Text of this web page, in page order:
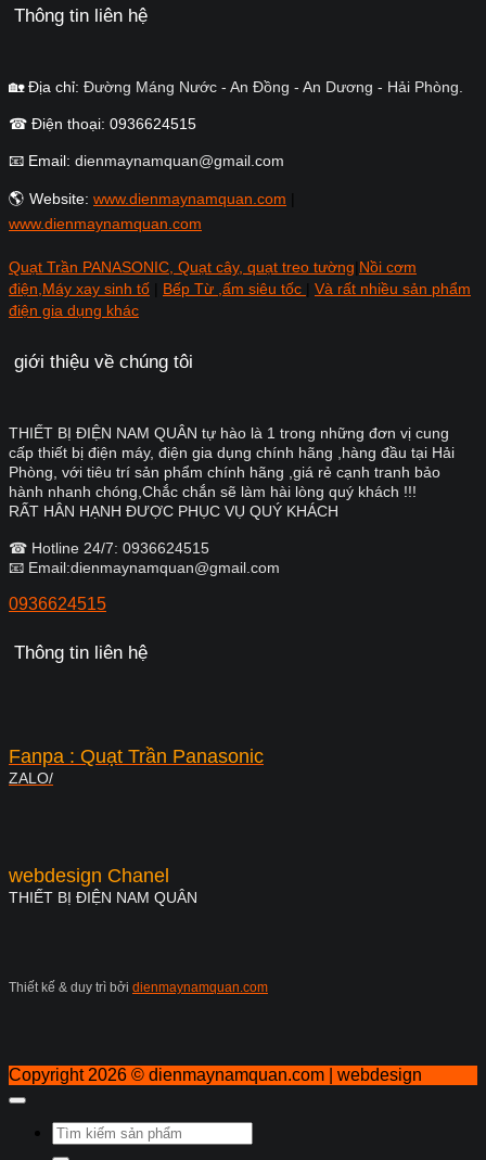
Thông tin liên hệ
🏡 Địa chỉ: Đường Máng Nước - An Đồng - An Dương - Hải Phòng.
☎ Điện thoại: 0936624515
📧 Email: dienmaynamquan@gmail.com
🌎 Website: www.dienmaynamquan.com
www.dienmaynamquan.com
Quạt Trần PANASONIC, Quạt cây, quạt treo tường Nồi cơm
điện,Máy xay sinh tố
Bếp Từ ,ấm siêu tốc
Và rất nhiều sản phẩm
điện gia dụng khác
giới thiệu về chúng tôi
THIẾT BỊ ĐIỆN NAM QUÂN tự hào là 1 trong những đơn vị cung
cấp thiết bị điện máy, điện gia dụng chính hãng ,hàng đầu tại Hải
Phòng, với tiêu trí sản phẩm chính hãng ,giá rẻ cạnh tranh bảo
hành nhanh chóng,Chắc chắn sẽ làm hài lòng quý khách !!!
RẤT HÂN HẠNH ĐƯỢC PHỤC VỤ QUÝ KHÁCH
☎ Hotline 24/7: 0936624515
📧 Email:dienmaynamquan@gmail.com
0936624515
Thông tin liên hệ
Fanpa : Quạt Trần Panasonic
ZALO/
webdesign Chanel
THIẾT BỊ ĐIỆN NAM QUÂN
Thiết kế & duy trì bởi dienmaynamquan.com
Copyright 2026 © dienmaynamquan.com | webdesign
Tìm
kiếm: